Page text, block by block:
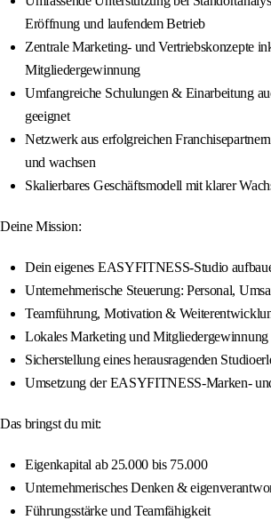
Eröffnung und laufendem Betrieb
Zentrale Marketing- und Vertriebskonzepte
Mitgliedergewinnung
Umfangreiche Schulungen & Einarbeitung
geeignet
Netzwerk aus erfolgreichen
und wachsen
Skalierbares Geschäftsmodell mit klarer
Deine Mission:
Dein eigenes EASYFITNESS-Studio
Unternehmerische Steuerung: Personal,
Teamführung, Motivation &
Lokales Marketing und Mitgliedergewinnung
Sicherstellung eines herausragenden
Umsetzung der EASYFITNESS-Marken-
Das bringst du mit:
Eigenkapital ab 25.000 bis 75.000
Unternehmerisches Denken &
Führungsstärke und Teamfähigkeit